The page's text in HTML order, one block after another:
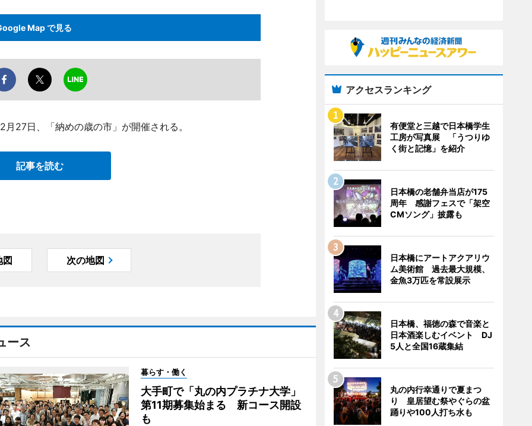
Map で見る
27日、「納めの歳の市」が開催される。
記事を読む
図 次の地図
ース
暮らす・働く
大手町で「丸の内プラチナ大学」
第11期募集始まる 新コース開設
も
アクセスランキング
有便堂と三越で日本橋学生
工房が写真展 「うつりゆ
く街と記憶」を紹介
日本橋の老舗弁当店が175
周年 感謝フェスで「架空
CMソング」披露も
日本橋にアートアクアリウ
ム美術館 過去最大規模、
金魚3万匹を常設展示
日本橋、福徳の森で音楽と
日本酒楽しむイベント DJ
5人と全国16蔵集結
丸の内行幸通りで夏まつ
り 皇居望む祭やぐらの盆
踊りや100人打ち水も